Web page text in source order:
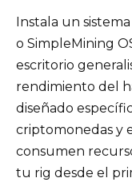
Instala un
o SimpleMining
escritorio
rendimiento del
diseñado
criptomonedas y
consumen
tu rig desde el